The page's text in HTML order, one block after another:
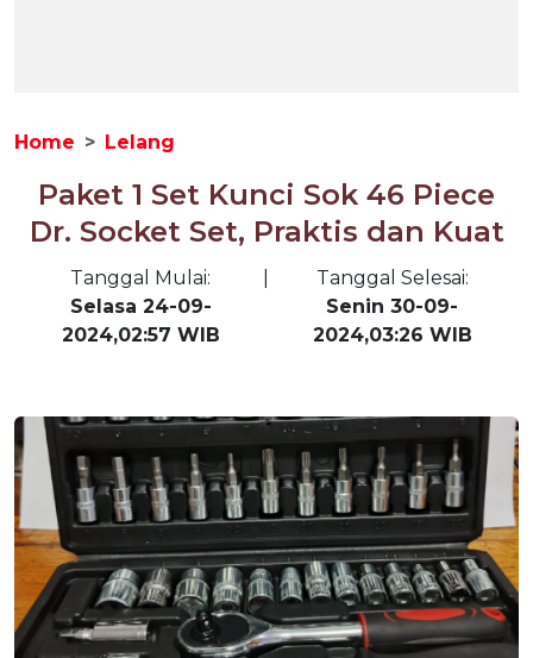
Home Lelang
Paket 1 Set Kunci Sok 46 Piece
Dr. Socket Set, Praktis dan Kuat
Tanggal Mulai:
Selasa 24-09-
2024,02:57 WIB
Tanggal Selesai:
Senin 30-09-
2024,03:26 WIB